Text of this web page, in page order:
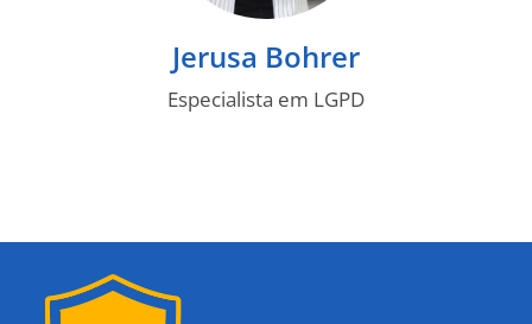
Jerusa Bohrer
Especialista em LGPD